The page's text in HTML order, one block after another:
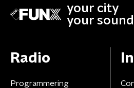
your city
your sound
Radio
Programmering